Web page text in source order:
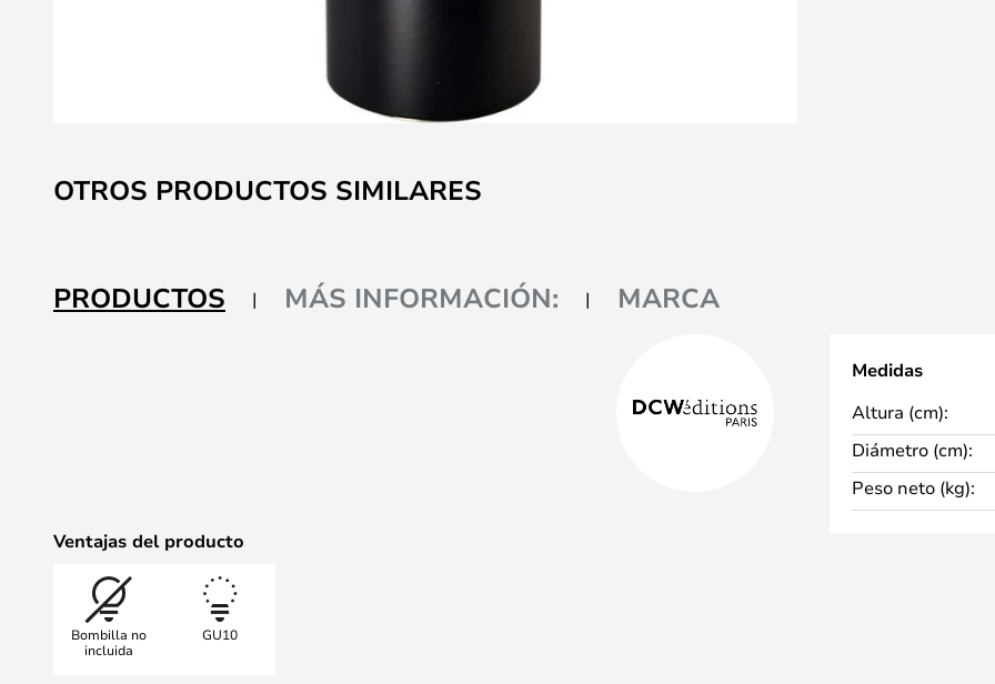
al
comienzo
galería
de
OTROS PRODUCTOS SIMILARES
PRODUCTOS MÁS INFORMACIÓN: MARCA
Ventajas del producto
Bombilla no
incluida
GU10
Medidas
Altura (cm):
Diámetro (cm):
Peso neto (kg):